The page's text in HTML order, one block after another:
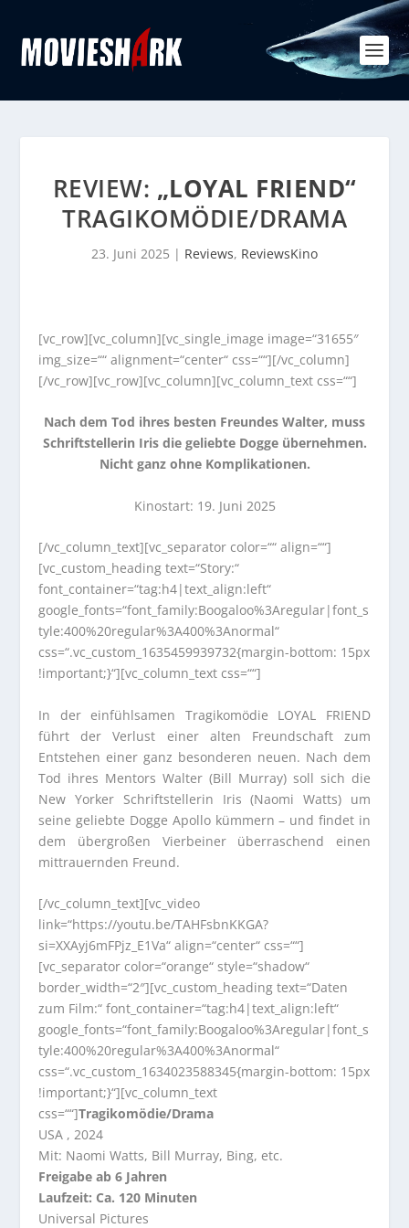
REVIEW: „LOYAL FRIEND“
TRAGIKOMÖDIE/DRAMA
23. Juni 2025 | Reviews, ReviewsKino
[vc_row][vc_column][vc_single_image image=“31655″
img_size=““ alignment=“center“ css=““][/vc_column]
[/vc_row][vc_row][vc_column][vc_column_text css=““]
Nach dem Tod ihres besten Freundes Walter, muss
Schriftstellerin Iris die geliebte Dogge übernehmen.
Nicht ganz ohne Komplikationen.
Kinostart: 19. Juni 2025
[/vc_column_text][vc_separator color=““ align=““]
[vc_custom_heading text=“Story:“
font_container=“tag:h4|text_align:left“
google_fonts=“font_family:Boogaloo%3Aregular|font_s
tyle:400%20regular%3A400%3Anormal“
css=“.vc_custom_1635459939732{margin-bottom: 15px
!important;}“][vc_column_text css=““]
In der einfühlsamen Tragikomödie LOYAL FRIEND
führt der Verlust einer alten Freundschaft zum
Entstehen einer ganz besonderen neuen. Nach dem
Tod ihres Mentors Walter (Bill Murray) soll sich die
New Yorker Schriftstellerin Iris (Naomi Watts) um
seine geliebte Dogge Apollo kümmern – und findet in
dem übergroßen Vierbeiner überraschend einen
mittrauernden Freund.
[/vc_column_text][vc_video
link=“https://youtu.be/TAHFsbnKKGA?
si=XXAyj6mFPjz_E1Va“ align=“center“ css=““]
[vc_separator color=“orange“ style=“shadow“
border_width=“2″][vc_custom_heading text=“Daten
zum Film:“ font_container=“tag:h4|text_align:left“
google_fonts=“font_family:Boogaloo%3Aregular|font_s
tyle:400%20regular%3A400%3Anormal“
css=“.vc_custom_1634023588345{margin-bottom: 15px
!important;}“][vc_column_text
css=““]Tragikomödie/Drama
USA , 2024
Mit: Naomi Watts, Bill Murray, Bing, etc.
Freigabe ab 6 Jahren
Laufzeit: Ca. 120 Minuten
Universal Pictures